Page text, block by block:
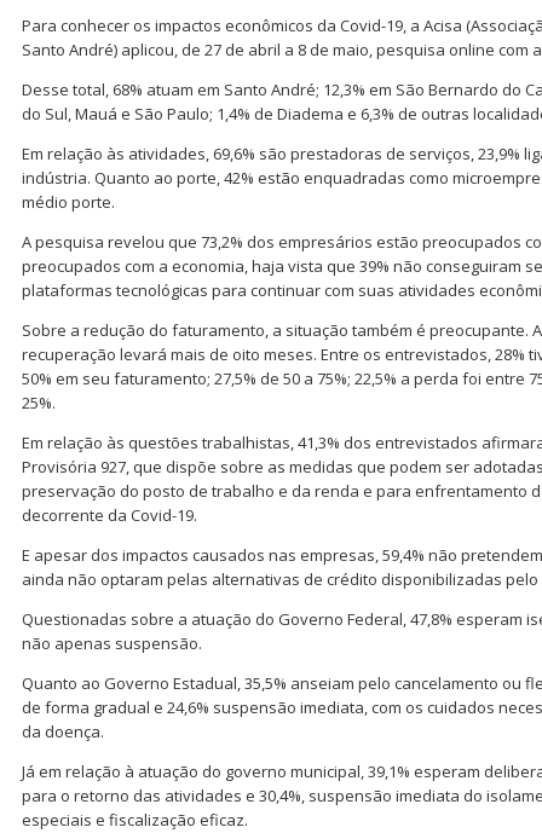
Para conhecer os impactos econômicos da Covid-19, a Acisa
Santo André) aplicou, de 27 de abril a 8 de maio, pesquisa online com
Desse total, 68% atuam em Santo André; 12,3% em São Bernardo do
do Sul, Mauá e São Paulo; 1,4% de Diadema e 6,3% de outras
Em relação às atividades, 69,6% são prestadoras de serviços, 23,9%
indústria. Quanto ao porte, 42% estão enquadradas como
médio porte.
A pesquisa revelou que 73,2% dos empresários estão preocupados
preocupados com a economia, haja vista que 39% não conseguiram
plataformas tecnológicas para continuar com suas atividades
Sobre a redução do faturamento, a situação também é preocupante.
recuperação levará mais de oito meses. Entre os entrevistados, 28%
50% em seu faturamento; 27,5% de 50 a 75%; 22,5% a perda foi entre
25%.
Em relação às questões trabalhistas, 41,3% dos entrevistados
Provisória 927, que dispõe sobre as medidas que podem ser
preservação do posto de trabalho e da renda e para enfrentamento
decorrente da Covid-19.
E apesar dos impactos causados nas empresas, 59,4% não
ainda não optaram pelas alternativas de crédito disponibilizadas
Questionadas sobre a atuação do Governo Federal, 47,8% esperam
não apenas suspensão.
Quanto ao Governo Estadual, 35,5% anseiam pelo cancelamento ou
de forma gradual e 24,6% suspensão imediata, com os cuidados
da doença.
Já em relação à atuação do governo municipal, 39,1% esperam
para o retorno das atividades e 30,4%, suspensão imediata do
especiais e fiscalização eficaz.